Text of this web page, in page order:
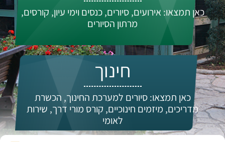
כאן תמצאו: אירועים, סיורים, כנסים וימי עיון, קורסים,
מרתון הסיורים
חינוך
כאן תמצאו: סיורים למערכת החינוך, הכשרת
מדריכים, מיזמים חינוכיים, קורס מורי דרך, שירות
לאומי